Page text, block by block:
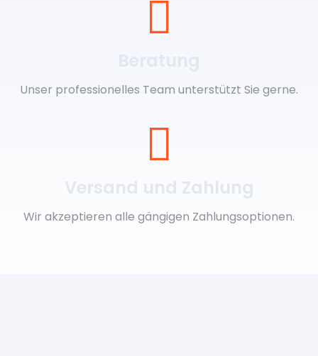
Unser professionelles Team unterstützt Sie gerne.
Versand und Zahlung
Wir akzeptieren alle gängigen Zahlungsoptionen.